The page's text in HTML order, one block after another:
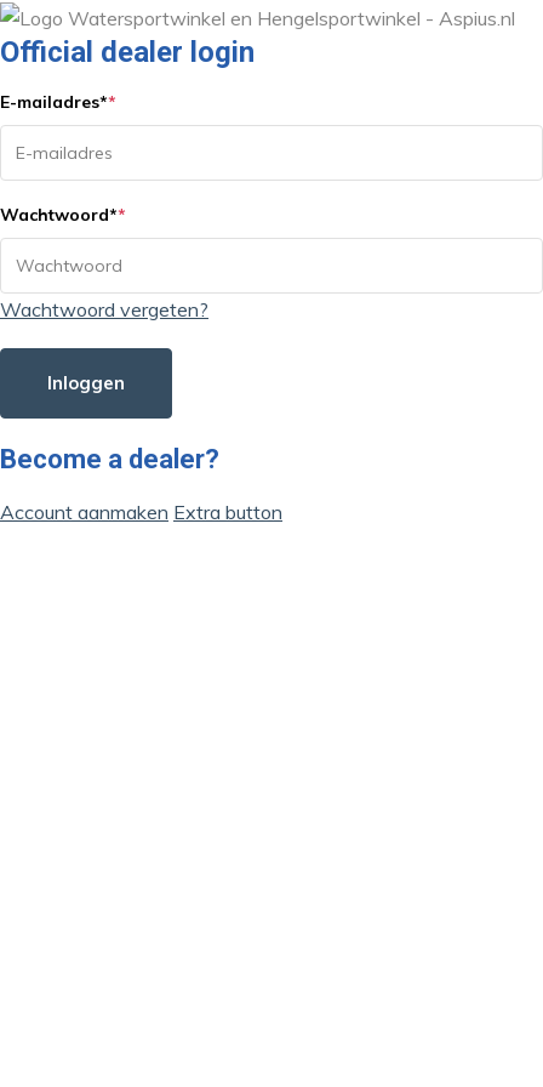
Official dealer login
E-mailadres**
Wachtwoord**
Wachtwoord vergeten?
Inloggen
Become a dealer?
Account aanmaken Extra button